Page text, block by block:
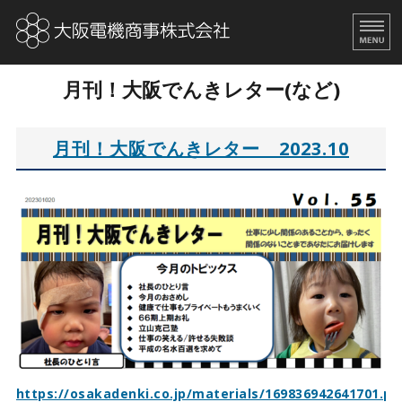
大阪電機商事株式会社
求人情報
月刊！大阪でんきレター
月刊！大阪でんきレター(など)
月刊！大阪でんきレター 2023.10
https://osakadenki.co.jp/materials/